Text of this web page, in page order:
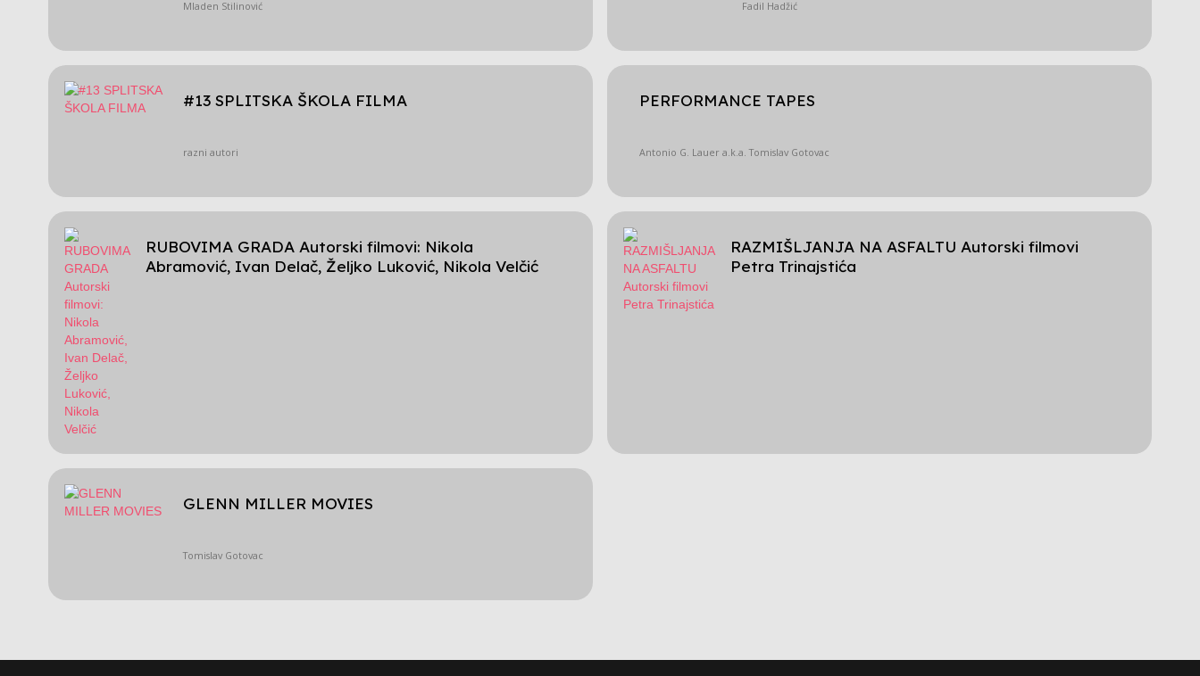
Mladen Stilinović Fadil Hadžić
#13 SPLITSKA ŠKOLA FILMA
razni autori
PERFORMANCE TAPES
Antonio G. Lauer a.k.a. Tomislav Gotovac
RUBOVIMA GRADA Autorski filmovi: Nikola
Abramović, Ivan Delač, Željko Luković, Nikola Velčić
RAZMIŠLJANJA NA ASFALTU Autorski filmovi
Petra Trinajstića
GLENN MILLER MOVIES
Tomislav Gotovac